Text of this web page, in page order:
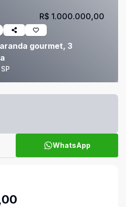
gourmet, 3
R$ 1.000.000,00
WhatsApp